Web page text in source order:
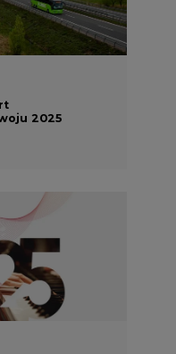
2025
ESG za